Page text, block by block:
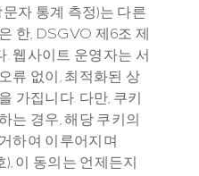
자 통계 측정)는 다른
한, DSGVO 제6조 제
. 웹사이트 운영자는 서
류 없이, 최적화된 상
가집니다. 다만, 쿠키
는 경우, 해당 쿠키의
하여 이루어지며
이 동의는 언제든지